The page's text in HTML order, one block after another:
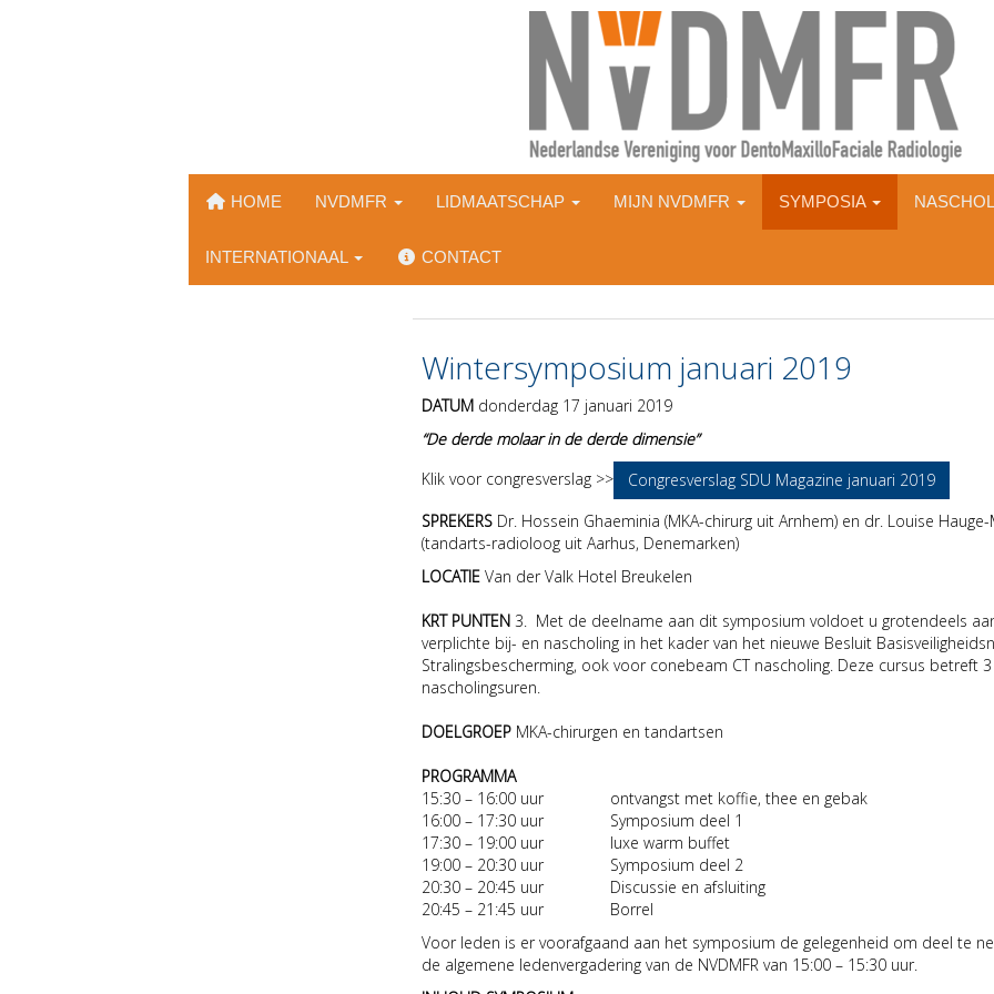
HOME NVDMFR LIDMAATSCHAP MIJN NVDMFR SYMPOSIA
INTERNATIONAAL CONTACT
Wintersymposium januari 2019
DATUM donderdag 17 januari 2019
“De derde molaar in de derde dimensie”
Klik voor congresverslag >>
Congresverslag SDU Magazine januari 2019
SPREKERS Dr. Hossein Ghaeminia (MKA-chirurg uit Arnhem) en dr. Louise
(tandarts-radioloog uit Aarhus, Denemarken)
LOCATIE Van der Valk Hotel Breukelen
KRT PUNTEN 3. Met de deelname aan dit symposium voldoet u grotendeels
verplichte bij- en nascholing in het kader van het nieuwe Besluit
Stralingsbescherming, ook voor conebeam CT nascholing. Deze cursus betreft 3
nascholingsuren.
DOELGROEP MKA-chirurgen en tandartsen
PROGRAMMA
15:30 – 16:00 uur ontvangst met koffie, thee en gebak
16:00 – 17:30 uur Symposium deel 1
17:30 – 19:00 uur luxe warm buffet
19:00 – 20:30 uur Symposium deel 2
20:30 – 20:45 uur Discussie en afsluiting
20:45 – 21:45 uur Borrel
Voor leden is er voorafgaand aan het symposium de gelegenheid om deel te
de algemene ledenvergadering van de NVDMFR van 15:00 – 15:30 uur.